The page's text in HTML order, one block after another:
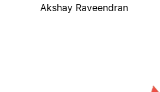
Akshay Raveendran